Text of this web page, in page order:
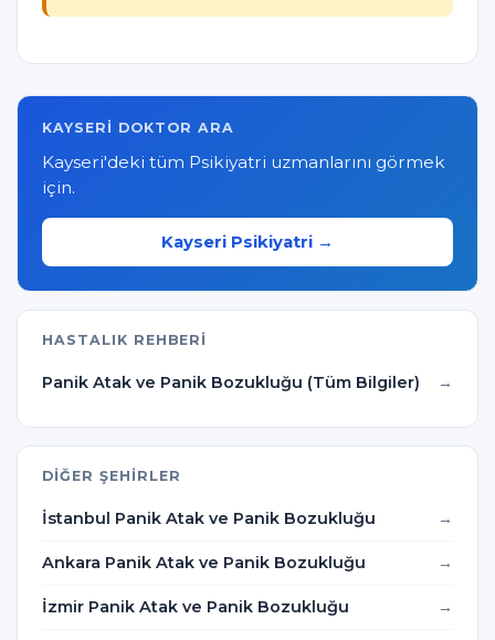
KAYSERI DOKTOR ARA
Kayseri'deki tüm Psikiyatri uzmanlarını görmek
için.
Kayseri Psikiyatri →
HASTALIK REHBERI
Panik Atak ve Panik Bozukluğu (Tüm Bilgiler)
DIĞER ŞEHIRLER
İstanbul Panik Atak ve Panik Bozukluğu
Ankara Panik Atak ve Panik Bozukluğu
İzmir Panik Atak ve Panik Bozukluğu